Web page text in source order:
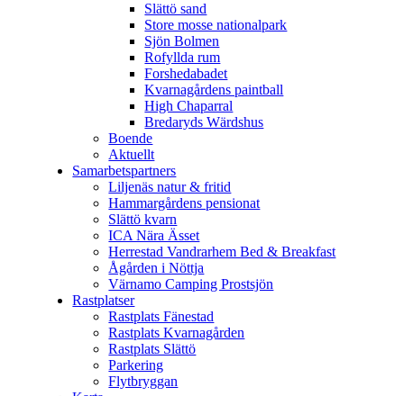
Slättö sand
Store mosse nationalpark
Sjön Bolmen
Rofyllda rum
Forshedabadet
Kvarnagårdens paintball
High Chaparral
Bredaryds Wärdshus
Boende
Aktuellt
Samarbetspartners
Liljenäs natur & fritid
Hammargårdens pensionat
Slättö kvarn
ICA Nära Ässet
Herrestad Vandrarhem Bed & Breakfast
Ågården i Nöttja
Värnamo Camping Prostsjön
Rastplatser
Rastplats Fänestad
Rastplats Kvarnagården
Rastplats Slättö
Parkering
Flytbryggan